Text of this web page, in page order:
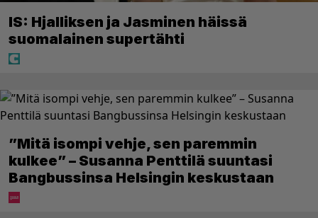
IS: Hjalliksen ja Jasminen häissä
suomalainen supertähti
”Mitä isompi vehje, sen paremmin
kulkee” – Susanna Penttilä suuntasi
Bangbussinsa Helsingin keskustaan